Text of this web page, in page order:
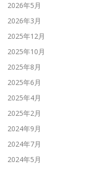
2026年5月
2026年3月
2025年12月
2025年10月
2025年8月
2025年6月
2025年4月
2025年2月
2024年9月
2024年7月
2024年5月